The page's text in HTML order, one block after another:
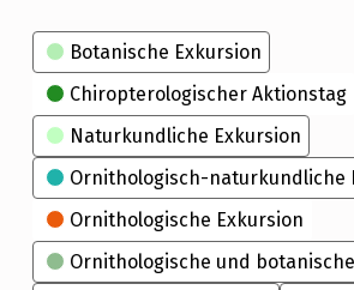
Kategorien
Botanische Exkursion
Chiropterologischer Aktionstag
Naturkundliche Exkursion
Ornithologisch-naturkundliche
Ornithologische Exkursion
Ornithologische und